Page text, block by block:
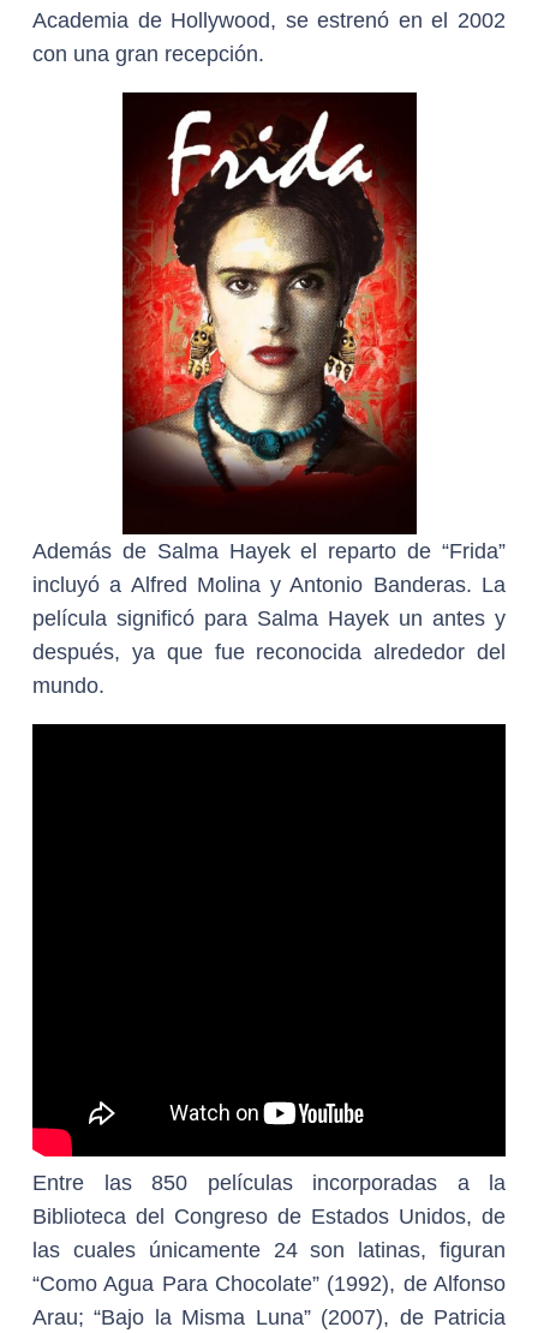
Academia de Hollywood, se estrenó en el 2002
con una gran recepción.
Además de Salma Hayek el reparto de “Frida”
incluyó a Alfred Molina y Antonio Banderas. La
película significó para Salma Hayek un antes y
después, ya que fue reconocida alrededor del
mundo.
Entre las 850 películas incorporadas a la
Biblioteca del Congreso de Estados Unidos, de
las cuales únicamente 24 son latinas, figuran
“Como Agua Para Chocolate” (1992), de Alfonso
Arau; “Bajo la Misma Luna” (2007), de Patricia